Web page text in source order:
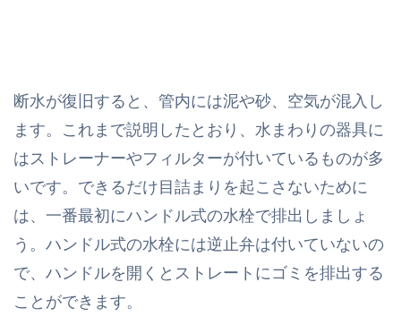
断水が復旧すると、管内には泥や砂、空気が混入し
ます。これまで説明したとおり、水まわりの器具に
はストレーナーやフィルターが付いているものが多
いです。できるだけ目詰まりを起こさないために
は、一番最初にハンドル式の水栓で排出しましょ
う。ハンドル式の水栓には逆止弁は付いていないの
で、ハンドルを開くとストレートにゴミを排出する
ことができます。